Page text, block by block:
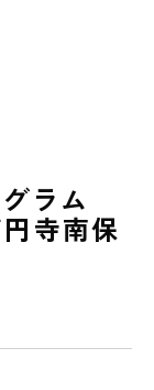
ラム
寺南保